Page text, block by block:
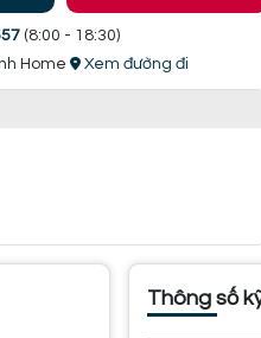
(8:00 - 18:30)
Home
Xem đường đi
Thông số